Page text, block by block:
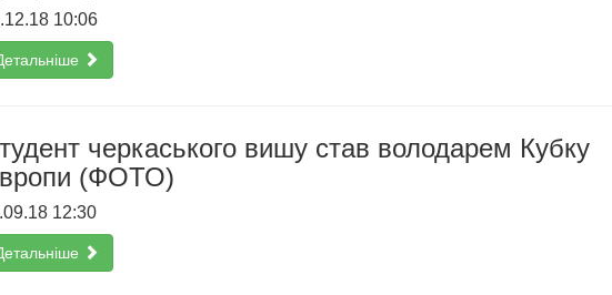
10:06
черкаського вишу став володарем Кубку
(ФОТО)
12:30